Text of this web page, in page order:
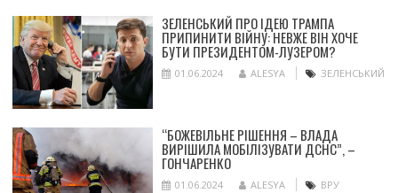
ЗЕЛЕНСЬКИЙ ПРО ІДЕЮ ТРАМПА
ПРИПИНИТИ ВІЙНУ: НЕВЖЕ ВІН ХОЧЕ
БУТИ ПРЕЗИДЕНТОМ-ЛУЗЕРОМ?
01.06.2024 ALESYA ЗЕЛЕНСЬКИЙ
“БОЖЕВІЛЬНЕ РІШЕННЯ – ВЛАДА
ВИРІШИЛА МОБІЛІЗУВАТИ ДСНС”, –
ГОНЧАРЕНКО
01.06.2024 ALESYA ВРУ